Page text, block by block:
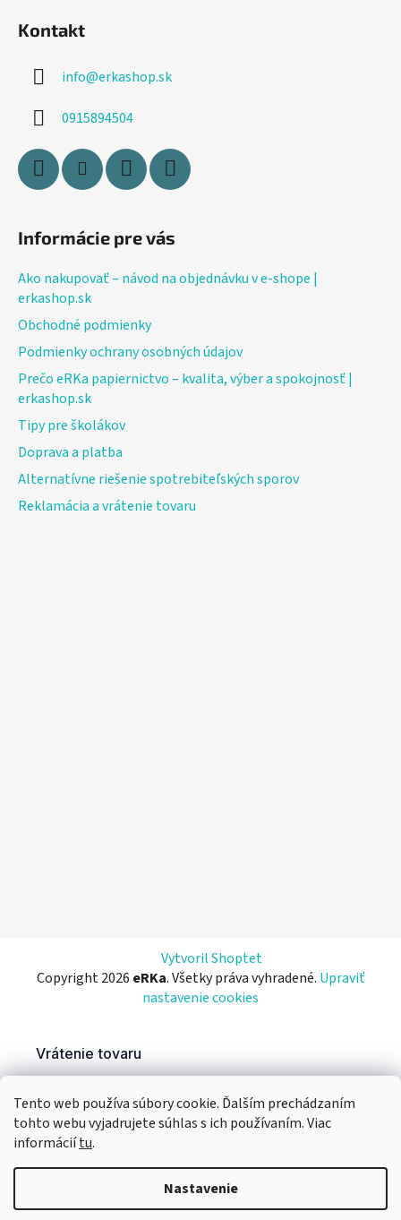
Tento web používa súbory cookie. Ďalším prechádzaním
tohto webu vyjadrujete súhlas s ich používaním. Viac
informáciítu.
Nastavenie
Kontakt
info@erkashop.sk
0915894504
Informácie pre vás
Ako nakupovať – návod na objednávku v e-shope |
erkashop.sk
Obchodné podmienky
Podmienky ochrany osobných údajov
Prečo eRKa papiernictvo – kvalita, výber a spokojnosť |
erkashop.sk
Tipy pre školákov
Doprava a platba
Alternatívne riešenie spotrebiteľských sporov
Reklamácia a vrátenie tovaru
Vytvoril Shoptet
Copyright 2026 eRKa. Všetky práva vyhradené. Upraviť
nastavenie cookies